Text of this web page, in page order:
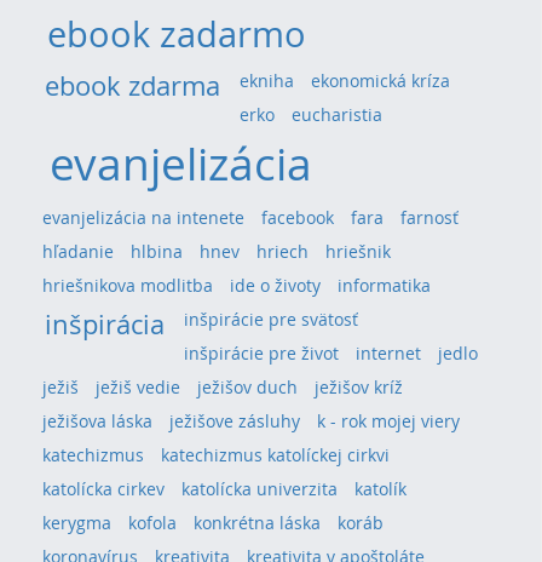
ebook zadarmo
ebook zdarma ekniha
ekonomická kríza
erko
eucharistia
evanjelizácia
evanjelizácia na intenete facebook fara
farnosť
hľadanie
hlbina hnev hriech
hriešnik
hriešnikova modlitba
ide o životy informatika
inšpirácia
inšpirácie pre svätosť
inšpirácie pre život
internet
jedlo
ježiš
ježiš vedie ježišov duch
ježišov kríž
ježišova láska
ježišove zásluhy
k - rok mojej viery
katechizmus
katechizmus katolíckej cirkvi
katolícka cirkev
katolícka univerzita
katolík
kerygma
kofola konkrétna láska
koráb
koronavírus
kreativita
kreativita v apoštoláte